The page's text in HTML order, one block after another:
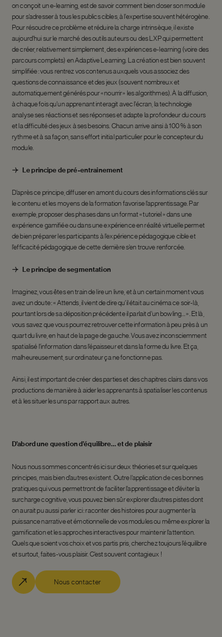
on conçoit un e-learning, est de savoir comment bien doser son module
pour s’adresser à tous les publics cibles, à l’expertise souvent hétérogène.
Pour résoudre ce problème et réduire la charge intrinsèque, il existe
aujourd’hui sur le marché des outils auteurs ou des LXP qui permettent
de créer, relativement simplement, des expériences e-learning (voire des
parcours complets) en Adaptive Learning. La création est bien souvent
simplifiée : vous rentrez vos contenus auxquels vous associez des
questions de connaissance et des jeux (souvent nombreux et
automatiquement générés pour « nourrir » les algorithmes). À la diffusion,
à chaque fois qu’un apprenant interagit avec l’écran, la technologie
analyse ses réactions et ses réponses et adapte la profondeur du cours
et la difficulté des jeux à ses besoins. Chacun arrive ainsi à 100 % à son
rythme et à sa façon, sans effort initial particulier pour le concepteur du
module.
Le principe de pré-entrainement
D’après ce principe, diffuser en amont du cours des informations clés sur
le contenu et les moyens de la formation favorise l’apprentissage. Par
exemple, proposer des phases dans un format « tutoriel » dans une
expérience gamifiée ou dans une expérience en réalité virtuelle permet
de bien préparer les participants à l’expérience pédagogique cible et
l’efficacité pédagogique de cette dernière s’en trouve renforcée.
Le principe de segmentation
Imaginez, vous êtes en train de lire un livre, et à un certain moment vous
avez un doute : « Attends, il vient de dire qu’il était au cinéma ce soir-là,
pourtant lors de sa déposition précédente il parlait d’un bowling… ». Et là,
vous savez que vous pourrez retrouver cette information à peu près à un
quart du livre, en haut de la page de gauche. Vous avez inconsciemment
spatialisé l’information dans l’épaisseur et dans la forme du livre. Et ça,
malheureusement, sur ordinateur ça ne fonctionne pas.
Ainsi, il est important de créer des parties et des chapitres clairs dans vos
productions de manière à aider les apprenants à spatialiser les contenus
et à les situer les uns par rapport aux autres.
D’abord une question d’équilibre… et de plaisir
Nous nous sommes concentrés ici sur deux théories et sur quelques
principes, mais bien d’autres existent. Outre l’application de ces bonnes
pratiques qui vous permettront de faciliter l’apprentissage et d’éviter la
surcharge cognitive, vous pouvez bien sûr explorer d’autres pistes dont
on aurait pu aussi parler ici : raconter des histoires pour augmenter la
puissance narrative et émotionnelle de vos modules ou même explorer la
gamification et les approches interactives pour maintenir l’attention.
Quels que soient vos choix et vos partis pris, cherchez toujours l’équilibre
et surtout, faites-vous plaisir. C’est souvent contagieux !
Nous contacter